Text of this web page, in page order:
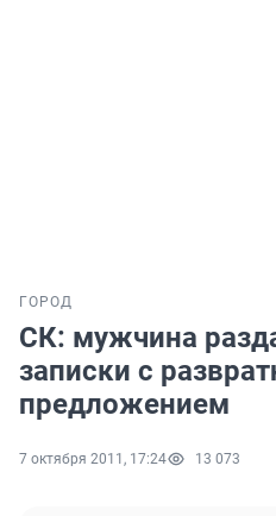
ГОРОД
СК: мужчина
записки с
предложением
7 октября 2011, 17:24 13 073